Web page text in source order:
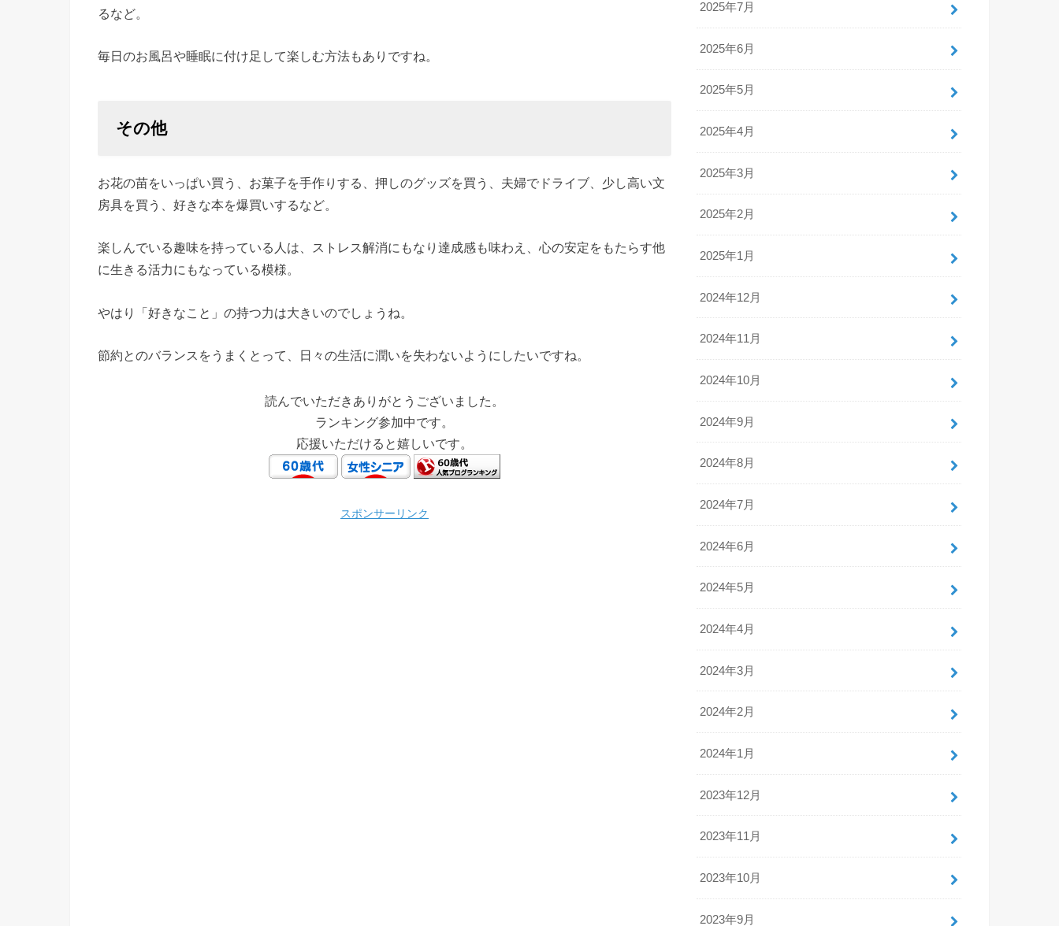
るなど。
毎日のお風呂や睡眠に付け足して楽しむ方法もありですね。
その他
お花の苗をいっぱい買う、お菓子を手作りする、押しのグッズを買う、夫婦でドライブ、少し高い文
房具を買う、好きな本を爆買いするなど。
楽しんでいる趣味を持っている人は、ストレス解消にもなり達成感も味わえ、心の安定をもたらす他
に生きる活力にもなっている模様。
やはり「好きなこと」の持つ力は大きいのでしょうね。
節約とのバランスをうまくとって、日々の生活に潤いを失わないようにしたいですね。
読んでいただきありがとうございました。
ランキング参加中です。
応援いただけると嬉しいです。
スポンサーリンク
2025年7月
2025年6月
2025年5月
2025年4月
2025年3月
2025年2月
2025年1月
2024年12月
2024年11月
2024年10月
2024年9月
2024年8月
2024年7月
2024年6月
2024年5月
2024年4月
2024年3月
2024年2月
2024年1月
2023年12月
2023年11月
2023年10月
2023年9月